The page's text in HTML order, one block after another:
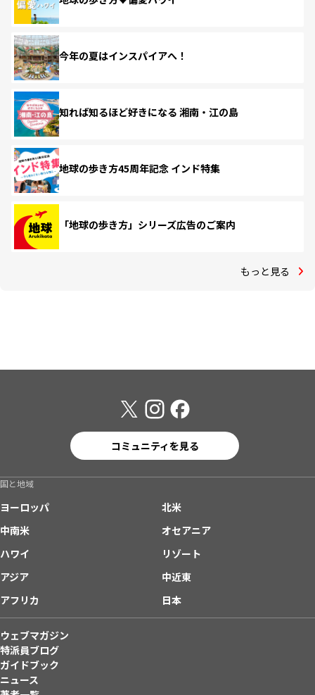
今年の夏はインスパイアへ！
知れば知るほど好きになる 湘南・江の島
地球の歩き方45周年記念 インド特集
「地球の歩き方」シリーズ広告のご案内
もっと見る
コミュニティを見る
国と地域
ヨーロッパ
北米
中南米
オセアニア
ハワイ
リゾート
アジア
中近東
アフリカ
日本
ウェブマガジン
特派員ブログ
ガイドブック
ニュース